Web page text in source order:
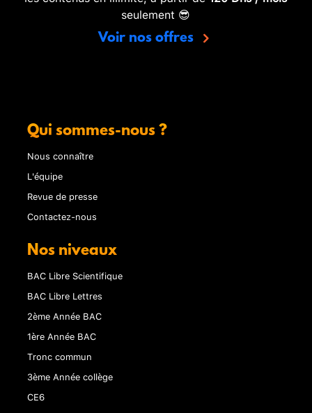
seulement 😎
Voir nos offres
Qui sommes-nous ?
Nous connaître
L'équipe
Revue de presse
Contactez-nous
Nos niveaux
BAC Libre Scientifique
BAC Libre Lettres
2ème Année BAC
1ère Année BAC
Tronc commun
3ème Année collège
CE6